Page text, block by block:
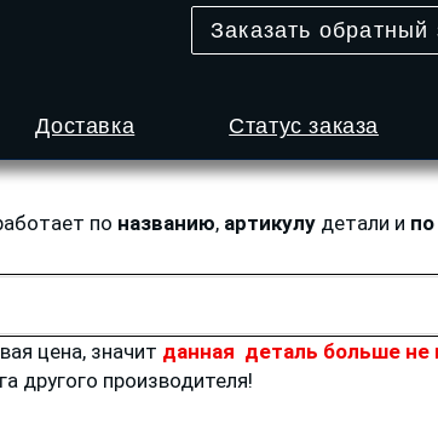
Заказать обратный
Доставка Статус заказа
по названию, артикулу детали и
цена, значит данная деталь больше не
другого производителя!